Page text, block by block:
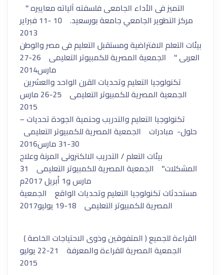
التميز فى الأداء الجامعى فلسفته آلياته معاييره "
مركز التطوير الجامعي جامعة بورسعيد. 10 -11 فبراير
2013
بيئات التعلم الافتراضية ومستقبل التعليم فى مصر والوطن
العربى " الجمعية المصرية للكمبيوتر التعليمى 26-27
مارس2014
تكنولوجيا التعليم وتحديات القرن الواحد والعشرين
الجمعية المصرية للكمبيوتر التعليمى 25-26 مارس
2015
تكنولوجيا التعليم والتدريب وحتمية الجودة تحديات –
حلول- مبادرات الجمعية المصرية للكمبيوتر التعليمى
بيئات التعلم / التدريب الالكترونى المرنة وعلاج
المشكلات" الجمعية المصرية للكمبيوتر التعليمى 31
مارس و1 أبريل 2017م
مستحدثات تكنولوجيا التعليم وتحديات الواقع الجمعية
المصرية للكمبيوتر التعليمى 18-19 يوليو2017
القراءة للجميع ( المتفوقين وذوى الاحتياجات الخاصة )
الجمعية المصرية للقراءة والمعرفة 21-22 يوليو
2015